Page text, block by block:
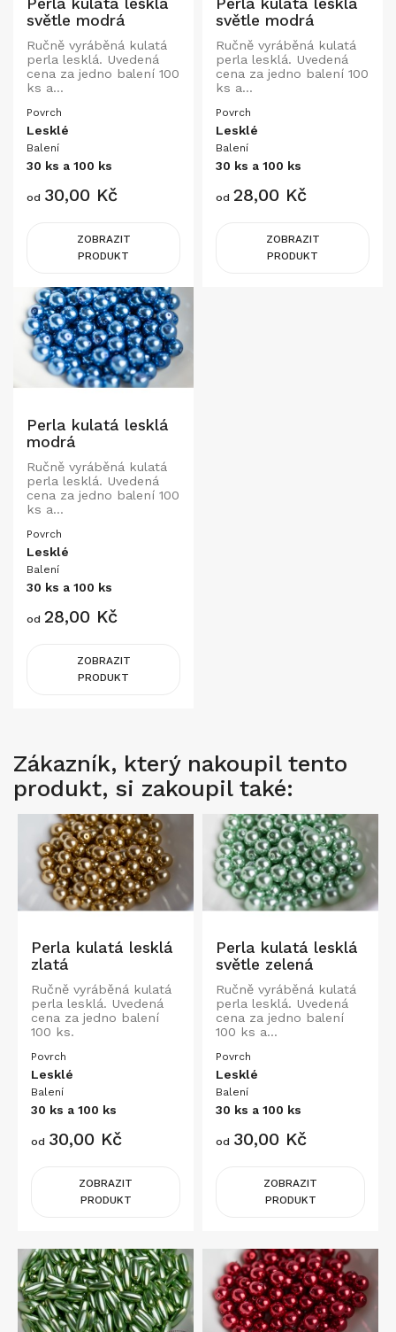
světle modrá
Ručně vyráběná kulatá
perla lesklá. Uvedená
cena za jedno balení 100
ks a...
Povrch
Lesklé
Balení
30 ks a 100 ks
Cena
od 30,00 Kč
ZOBRAZIT
PRODUKT
světle modrá
Ručně vyráběná kulatá
perla lesklá. Uvedená
cena za jedno balení 100
ks a...
Povrch
Lesklé
Balení
30 ks a 100 ks
Cena
od 28,00 Kč
ZOBRAZIT
PRODUKT
Perla kulatá lesklá
modrá
Ručně vyráběná kulatá
perla lesklá. Uvedená
cena za jedno balení 100
ks a...
Povrch
Lesklé
Balení
30 ks a 100 ks
Cena
od 28,00 Kč
ZOBRAZIT
PRODUKT
Zákazník, který nakoupil tento
produkt, si zakoupil také:
Perla kulatá lesklá
zlatá
Ručně vyráběná kulatá
perla lesklá. Uvedená
cena za jedno balení
100 ks.
Povrch
Lesklé
Balení
30 ks a 100 ks
Cena
od 30,00 Kč
ZOBRAZIT
PRODUKT
Perla kulatá lesklá
světle zelená
Ručně vyráběná kulatá
perla lesklá. Uvedená
cena za jedno balení
100 ks a...
Povrch
Lesklé
Balení
30 ks a 100 ks
Cena
od 30,00 Kč
ZOBRAZIT
PRODUKT